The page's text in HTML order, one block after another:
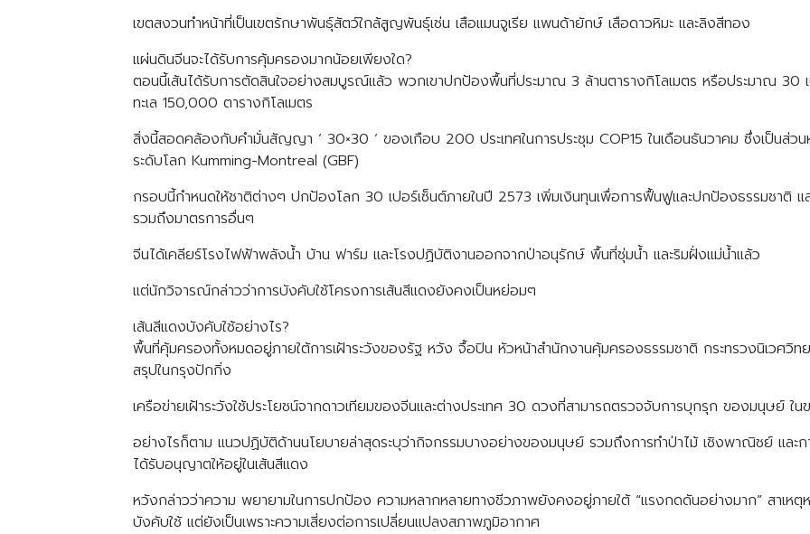
เขตสงวนทำหน้าที่เป็นเขตรักษาพันธุ์สัตว์ใกล้สูญพันธุ์เช่น เสือแมนจูเรีย แพนด้ายักษ์ เสือดาวหิมะ และลิงสีทอง
แผ่นดินจีนจะได้รับการคุ้มครองมากน้อยเพียงใด?
ตอนนี้เส้นได้รับการตัดสินใจอย่างสมบูรณ์แล้ว พวกเขาปกป้องพื้นที่ประมาณ 3 ล้านตารางกิโลเมตร หรือประมาณ
ทะเล 150,000 ตารางกิโลเมตร
สิ่งนี้สอดคล้องกับคำมั่นสัญญา ‘ 30×30 ‘ ของเกือบ 200 ประเทศในการประชุม COP15 ในเดือนธันวาคม ซึ่งเป็นส่
ระดับโลก Kumming-Montreal (GBF)
กรอบนี้กำหนดให้ชาติต่างๆ ปกป้องโลก 30 เปอร์เซ็นต์ภายในปี 2573 เพิ่มเงินทุนเพื่อการฟื้นฟูและปกป้องธรรมชา
รวมถึงมาตรการอื่นๆ
จีนได้เคลียร์โรงไฟฟ้าพลังน้ำ บ้าน ฟาร์ม และโรงปฏิบัติงานออกจากป่าอนุรักษ์ พื้นที่ชุ่มน้ำ และริมฝั่งแม่น้ำแล้ว
แต่นักวิจารณ์กล่าวว่าการบังคับใช้โครงการเส้นสีแดงยังคงเป็นหย่อมๆ
เส้นสีแดงบังคับใช้อย่างไร?
พื้นที่คุ้มครองทั้งหมดอยู่ภายใต้การเฝ้าระวังของรัฐ หวัง จื้อปิน หัวหน้าสำนักงานคุ้มครองธรรมชาติ กระทรวงนิเวศวิท
สรุปในกรุงปักกิ่ง
เครือข่ายเฝ้าระวังใช้ประโยชน์จากดาวเทียมของจีนและต่างประเทศ 30 ดวงที่สามารถตรวจจับการบุกรุก ของมนุษย์ ใน
อย่างไรก็ตาม แนวปฏิบัติด้านนโยบายล่าสุดระบุว่ากิจกรรมบางอย่างของมนุษย์ รวมถึงการทำป่าไม้ เชิงพาณิชย์ และก
ได้รับอนุญาตให้อยู่ในเส้นสีแดง
หวังกล่าวว่าความ พยายามในการปกป้อง ความหลากหลายทางชีวภาพยังคงอยู่ภายใต้ “แรงกดดันอย่างมาก” สาเหตุ
บังคับใช้ แต่ยังเป็นเพราะความเสี่ยงต่อการเปลี่ยนแปลงสภาพภูมิอากาศ